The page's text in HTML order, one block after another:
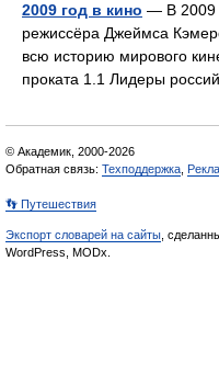
2009 год в кино — В 2009
режиссёра Джеймса
всю историю мирового
проката 1.1 Лидеры
© Академик, 2000-2026
Обратная связь: Техподдержка
👣 Путешествия
Экспорт словарей на сайты ,
WordPress, MODx.